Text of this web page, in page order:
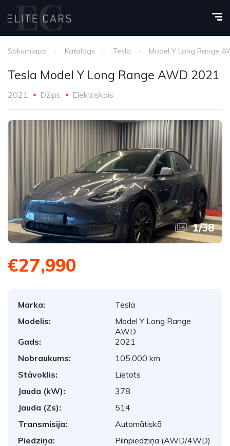
Sākumlapa Katalogs Tesla Model Y Long Range
Tesla Model Y Long Range AWD 2021
2021 Džips Elektriskais
1/38
€27,990
Marka:
Tesla
Modelis:
Model Y Long Range
AWD
Gads:
2021
Nobraukums:
105,000 km
Stāvoklis:
Lietots
Jauda (kW):
378
Jauda (Zs):
514
Transmisija:
Automātiskā
Piedziņa:
Pilnpiedziņa (AWD/4WD)